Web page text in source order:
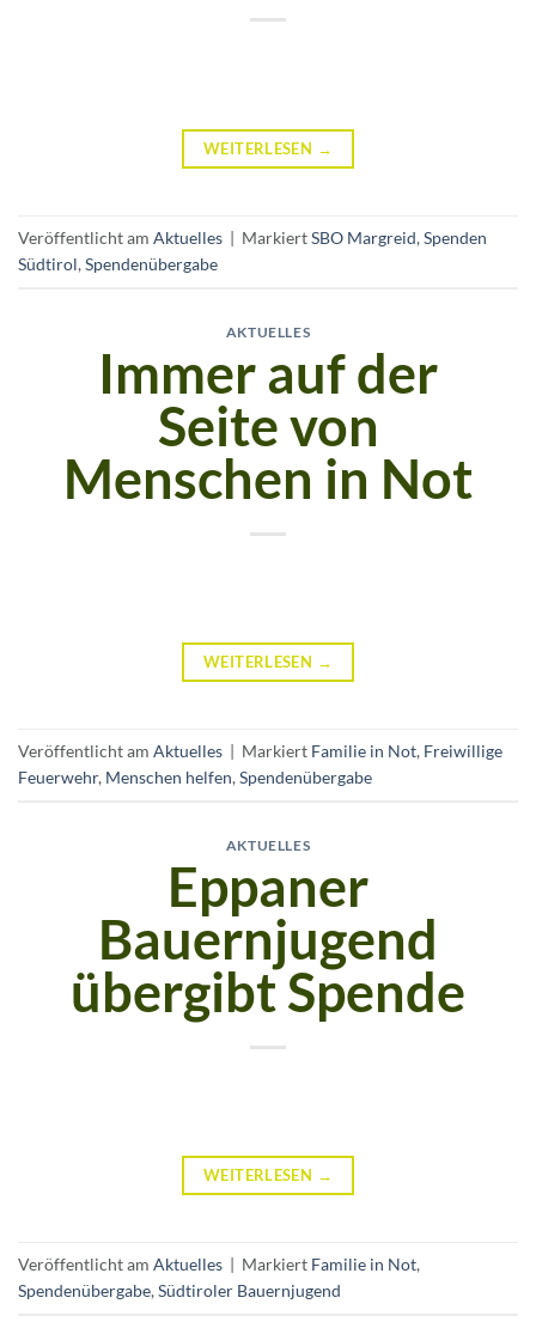
WEITERLESEN →
Veröffentlicht am Aktuelles | MarkiertSBO Margreid,Spenden
Südtirol,Spendenübergabe
AKTUELLES
Immer auf der
Seite von
Menschen in Not
WEITERLESEN →
Veröffentlicht am Aktuelles | Markiert Familie in Not, Freiwillige
Feuerwehr, Menschen helfen,Spendenübergabe
AKTUELLES
Eppaner
Bauernjugend
übergibt Spende
WEITERLESEN →
Veröffentlicht am Aktuelles | Markiert Familie in Not,
Spendenübergabe,Südtiroler Bauernjugend